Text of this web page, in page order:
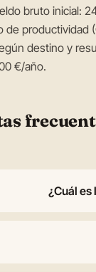
bruto inicial:
de productividad
destino y
€/año.
¿Cuál